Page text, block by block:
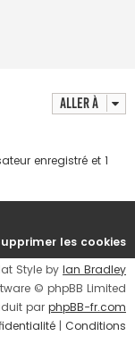
Aller à
enregistré et 1
les cookies
Style by Ian Bradley
© phpBB Limited
par phpBB-fr.com
| Conditions